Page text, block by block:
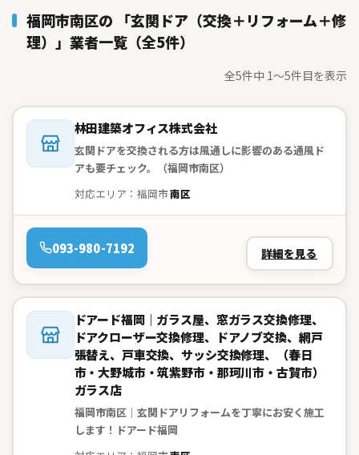
福岡市南区の 「玄関ドア（交換＋リフォーム＋修
理）」業者一覧（全5件）
全5件中 1〜5件目を表示
会社名：
林田建築オフィス株式会社
玄関ドアを交換される方は風通しに影響のある通風ド
アも要チェック。（福岡市南区）
対応エリア：福岡市南区
電話：
093-980-7192 詳細を見る
会社名：
ドアード福岡｜ガラス屋、窓ガラス交換修理、
ドアクローザー交換修理、ドアノブ交換、網戸
張替え、戸車交換、サッシ交換修理、（春日
市・大野城市・筑紫野市・那珂川市・古賀市）
ガラス店
福岡市南区｜玄関ドアリフォームを丁寧にお安く施工
します！ドアード福岡